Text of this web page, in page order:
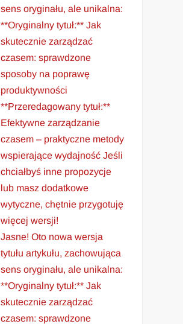
sens oryginału, ale unikalna:
**Oryginalny tytuł:** Jak
skutecznie zarządzać
czasem: sprawdzone
sposoby na poprawę
produktywności
**Przeredagowany tytuł:**
Efektywne zarządzanie
czasem – praktyczne metody
wspierające wydajność Jeśli
chciałbyś inne propozycje
lub masz dodatkowe
wytyczne, chętnie przygotuję
więcej wersji!
Jasne! Oto nowa wersja
tytułu artykułu, zachowująca
sens oryginału, ale unikalna:
**Oryginalny tytuł:** Jak
skutecznie zarządzać
czasem: sprawdzone